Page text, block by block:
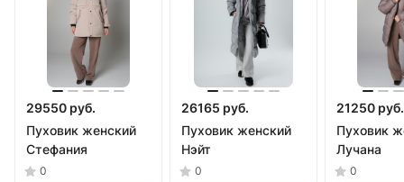
29550 руб.
Пуховик женский
Стефания
0
26165 руб.
Пуховик женский
Нэйт
0
21250 руб.
Пуховик
Лучана
0